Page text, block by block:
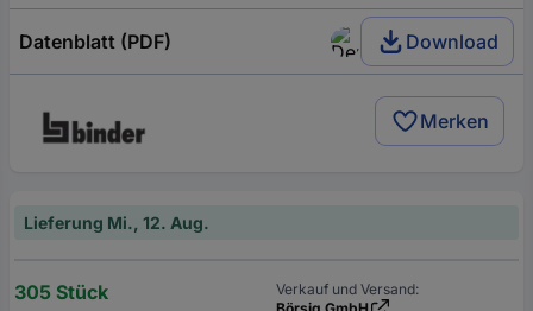
Datenblatt (PDF) Download
Merken
Lieferung Mi., 12. Aug.
305 Stück
Verkauf und Versand: